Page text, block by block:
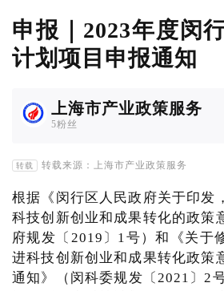
申报｜2023年度闵
计划项目申报通知
上海市产业政策服务
5粉丝
转载 转载来源：上海市产业政策服务
根据《闵行区人民政府关于印发
科技创新创业和成果转化的政策
府规发〔2019〕1号）和《关于
进科技创新创业和成果转化政策
通知》（闵科委规发〔2021〕2